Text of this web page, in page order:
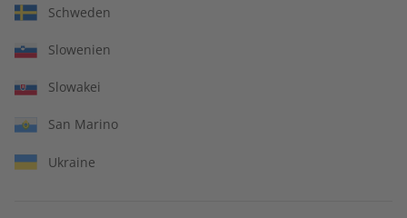
écoute Übungsheft
€ 69,90
Schweden
Slowenien
Slowakei
San Marino
Ukraine